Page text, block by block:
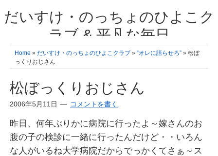
だいすけ・のっちょのひよこク
ラブ & 平凡な毎日
我が家の3人のひよこ成長日記と雑記 何十年後かに、大きくなったひよ
こ達とこの成長記を読み返すことを夢見て。& 3児ママの平凡日記 日々
の楽しいこと、便利グッズの紹介
Home » だいすけ・のっちょのひよこクラブ » “オレに語らせろ” » 松ぼ
っくりおじさん
松ぼっくりおじさん
2006年5月11日 コメントを書く
昨日、何年ぶりかに病院に行ったよ～嫁さんのお
腹の子の検診に一緒に行ったんだけど・・いろん
な人がいるね大学病院だからでっかくてさぁ～ス